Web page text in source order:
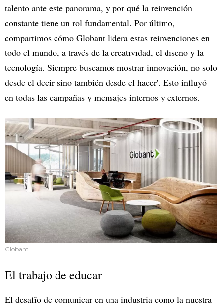
talento ante este panorama, y por qué la reinvención
constante tiene un rol fundamental. Por último,
compartimos cómo Globant lidera estas reinvenciones en
todo el mundo, a través de la creatividad, el diseño y la
tecnología. Siempre buscamos mostrar innovación, no solo
desde el decir sino también desde el hacer'. Esto influyó
en todas las campañas y mensajes internos y externos.
Globant.
El trabajo de educar
El desafío de comunicar en una industria como la nuestra